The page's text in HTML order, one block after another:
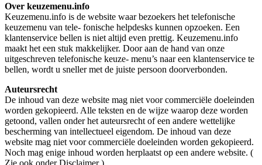
Over keuzemenu.info
Keuzemenu.info is de website waar bezoekers het telefonische
keuzemenu van tele- fonische helpdesks kunnen opzoeken. Een
klantenservice bellen is niet altijd even prettig. Keuzemenu.info
maakt het een stuk makkelijker. Door aan de hand van onze
uitgeschreven telefonische keuze- menu’s naar een klantenservice te
bellen, wordt u sneller met de juiste persoon doorverbonden.
Auteursrecht
De inhoud van deze website mag niet voor commerciële doeleinden
worden gekopieerd. Alle teksten en de wijze waarop deze worden
getoond, vallen onder het auteursrecht of een andere wettelijke
bescherming van intellectueel eigendom. De inhoud van deze
website mag niet voor commerciële doeleinden worden gekopieerd.
Noch mag enige inhoud worden herplaatst op een andere website. (
Zie ook onder Disclaimer )